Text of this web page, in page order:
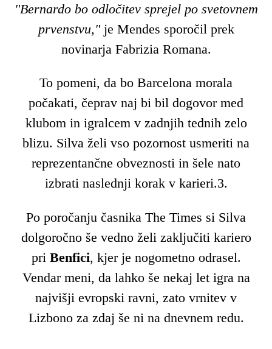
"Bernardo bo odločitev sprejel po svetovnem
prvenstvu,"je Mendes sporočil prek
novinarja Fabrizia Romana.
To pomeni, da bo Barcelona morala
počakati, čeprav naj bi bil dogovor med
klubom in igralcem v zadnjih tednih zelo
blizu. Silva želi vso pozornost usmeriti na
reprezentančne obveznosti in šele nato
izbrati naslednji korak v karieri.3.
Po poročanju časnika The Times si Silva
dolgoročno še vedno želi zaključiti kariero
pri Benfici, kjer je nogometno odrasel.
Vendar meni, da lahko še nekaj let igra na
najvišji evropski ravni, zato vrnitev v
Lizbono za zdaj še ni na dnevnem redu.